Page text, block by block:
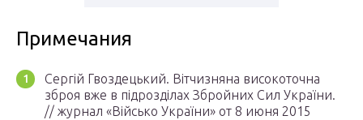
Примечания
Сергій Гвоздецький. Вітчизняна високоточна
зброя вже в підрозділах Збройних Сил України.
// журнал «Військо України» от 8 июня 2015